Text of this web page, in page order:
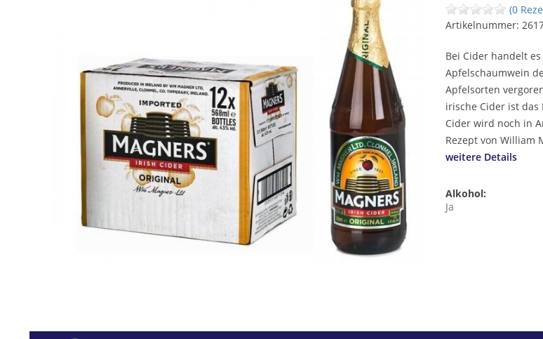
(0
Artikelnummer:
Bei Cider handelt
Apfelschaumwein
Apfelsorten
irische Cider ist das
Cider wird noch in
Rezept von William
weitere Details
Alkohol:
Ja